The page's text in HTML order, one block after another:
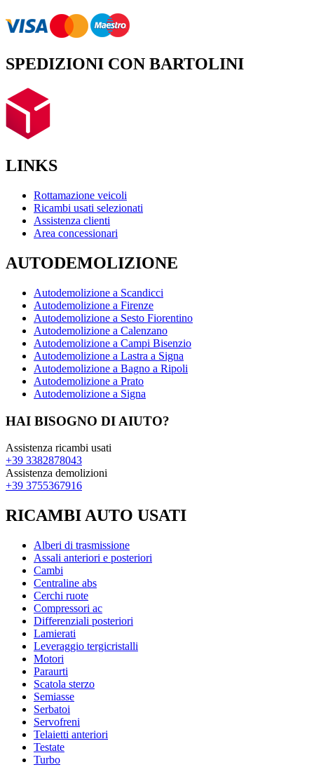
SPEDIZIONI CON BARTOLINI
LINKS
Rottamazione veicoli
Ricambi usati selezionati
Assistenza clienti
Area concessionari
AUTODEMOLIZIONE
Autodemolizione a Scandicci
Autodemolizione a Firenze
Autodemolizione a Sesto Fiorentino
Autodemolizione a Calenzano
Autodemolizione a Campi Bisenzio
Autodemolizione a Lastra a Signa
Autodemolizione a Bagno a Ripoli
Autodemolizione a Prato
Autodemolizione a Signa
HAI BISOGNO DI AIUTO?
Assistenza ricambi usati
+39 3382878043
Assistenza demolizioni
+39 3755367916
RICAMBI AUTO USATI
Alberi di trasmissione
Assali anteriori e posteriori
Cambi
Centraline abs
Cerchi ruote
Compressori ac
Differenziali posteriori
Lamierati
Leveraggio tergicristalli
Motori
Paraurti
Scatola sterzo
Semiasse
Serbatoi
Servofreni
Telaietti anteriori
Testate
Turbo